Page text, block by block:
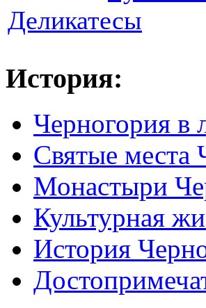
Деликатесы
История:
Черногория в
Святые места
Монастыри
Культурная
История